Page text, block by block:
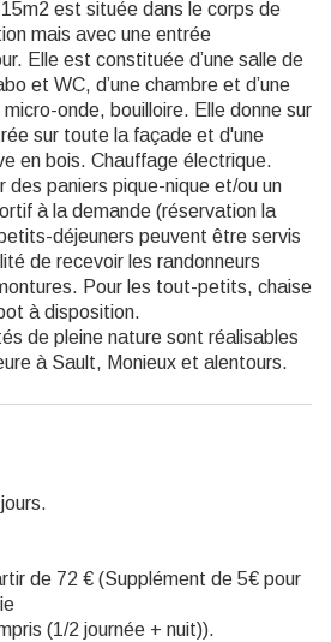
15m2 est située dans le corps de
mais avec une entrée
Elle est constituée d’une salle de
et WC, d’une chambre et d’une
onde, bouilloire. Elle donne sur
sur toute la façade et d'une
en bois. Chauffage électrique.
des paniers pique-nique et/ou un
à la demande (réservation la
déjeuners peuvent être servis
de recevoir les randonneurs
Pour les tout-petits, chaise
à disposition.
de pleine nature sont réalisables
à Sault, Monieux et alentours.
de 72 € (Supplément de 5€ pour
(1/2 journée + nuit)).